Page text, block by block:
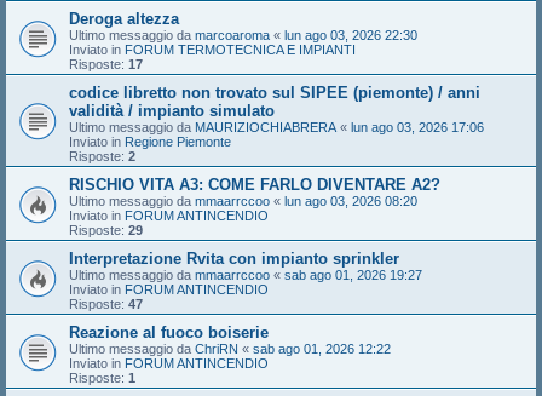
Deroga altezza
Ultimo messaggio da marcoaroma « lun ago 03, 2026 22:30
Inviato in FORUM TERMOTECNICA E IMPIANTI
Risposte: 17
codice libretto non trovato sul SIPEE (piemonte) / anni
validità / impianto simulato
Ultimo messaggio da MAURIZIOCHIABRERA « lun ago 03, 2026 17:06
Inviato in Regione Piemonte
Risposte: 2
RISCHIO VITA A3: COME FARLO DIVENTARE A2?
Ultimo messaggio da mmaarrccoo « lun ago 03, 2026 08:20
Inviato in FORUM ANTINCENDIO
Risposte: 29
Interpretazione Rvita con impianto sprinkler
Ultimo messaggio da mmaarrccoo « sab ago 01, 2026 19:27
Inviato in FORUM ANTINCENDIO
Risposte: 47
Reazione al fuoco boiserie
Ultimo messaggio da ChriRN « sab ago 01, 2026 12:22
Inviato in FORUM ANTINCENDIO
Risposte: 1